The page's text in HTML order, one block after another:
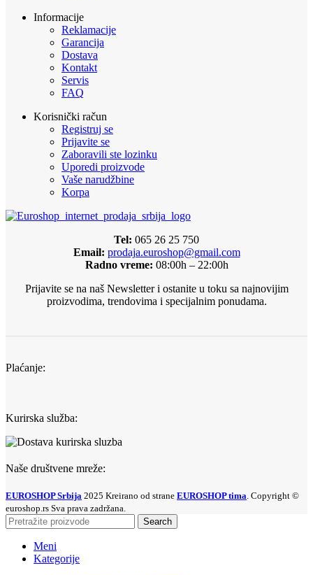
Informacije
Reklamacije
Garancija
Dostava
Kontakt
Servis
FAQ
Korisnički račun
Registruj se
Prijavite se
Zaboravili ste lozinku
Uporedi proizvode
Vaše narudžbine
Korpa
Tel: 065 26 25 750
Email: prodaja.euroshop@gmail.com
Radno vreme: 08:00h – 22:00h
Prijavite se na naš Newsletter i ostanite u toku sa najnovijim
proizvodima, trendovima i specijalnim ponudama.
Plaćanje:
Kurirska služba:
Naše društvene mreže:
EUROSHOP Srbija 2025 Kreirano od strane EUROSHOP tima . Copyright ©
euroshop.rs Sva prava zadržana.
Search
Meni
Kategorije